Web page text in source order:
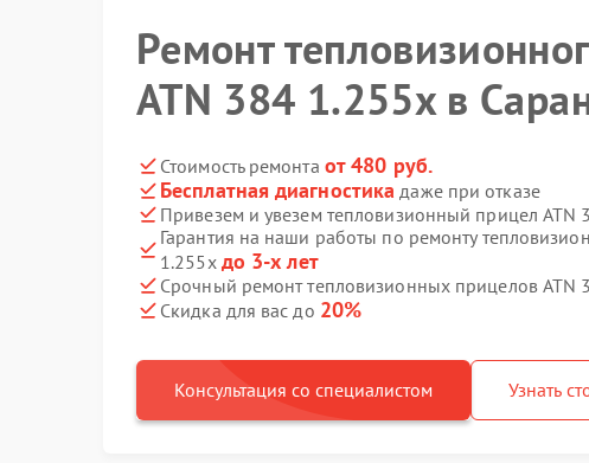
Ремонт
ATN 384 1.255x в
Стоимость ремонта от 480 руб.
Бесплатная диагностика даже при отказе
Привезем и увезем тепловизионный прицел ATN
Гарантия на наши работы по ремонту
1.255x до 3-х лет
Срочный ремонт тепловизионных прицелов ATN
Скидка для вас до 20%
Консультация со специалистом Узнать